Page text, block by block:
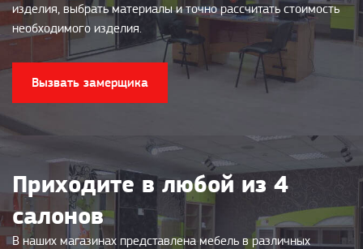
изделия, выбрать материалы и точно рассчитать стоимость
необходимого изделия.
Вызвать замерщика
Приходите в любой из 4
салонов
В наших магазинах представлена мебель в различных